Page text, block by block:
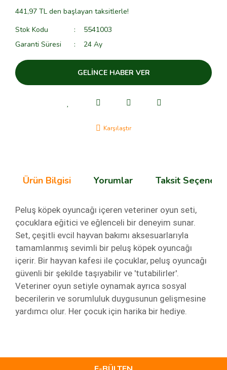
441,97 TL den başlayan taksitlerle!
Stok Kodu
5541003
Garanti Süresi
24 Ay
GELİNCE HABER VER
Karşılaştır
Ürün Bilgisi Yorumlar Taksit
Peluş köpek oyuncağı içeren veteriner oyun seti,
çocuklara eğitici ve eğlenceli bir deneyim sunar.
Set, çeşitli evcil hayvan bakımı aksesuarlarıyla
tamamlanmış sevimli bir peluş köpek oyuncağı
içerir. Bir hayvan kafesi ile çocuklar, peluş oyuncağı
güvenli bir şekilde taşıyabilir ve 'tutabilirler'.
Veteriner oyun setiyle oynamak ayrıca sosyal
becerilerin ve sorumluluk duygusunun gelişmesine
yardımcı olur. Her çocuk için harika bir hediye.
kullanarak tarafımıza iletebilirsiniz.
Görüş ve önerileriniz için teşekkür ederiz.